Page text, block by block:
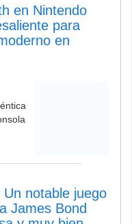
en Nintendo
para
en
notable juego
James Bond